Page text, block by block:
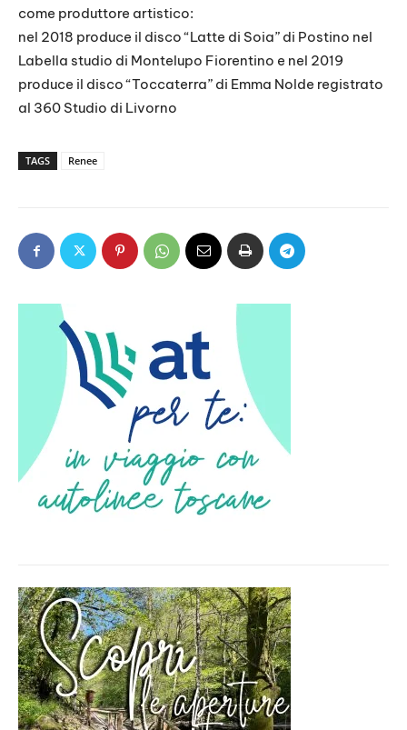
come produttore artistico:
nel 2018 produce il disco “Latte di Soia” di Postino nel
Labella studio di Montelupo Fiorentino e nel 2019
produce il disco “Toccaterra” di Emma Nolde registrato
al 360 Studio di Livorno
TAGS Renee